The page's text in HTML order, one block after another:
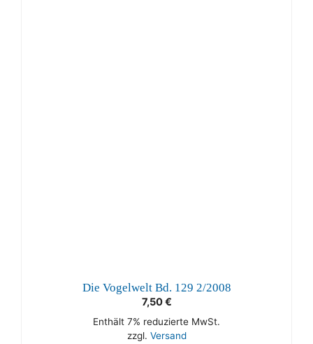
Die Vogelwelt Bd. 129 2/2008
7,50€
Enthält 7% reduzierte MwSt.
zzgl. Versand